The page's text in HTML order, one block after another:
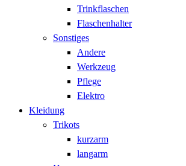
Trinkflaschen
Flaschenhalter
Sonstiges
Andere
Werkzeug
Pflege
Elektro
Kleidung
Trikots
kurzarm
langarm